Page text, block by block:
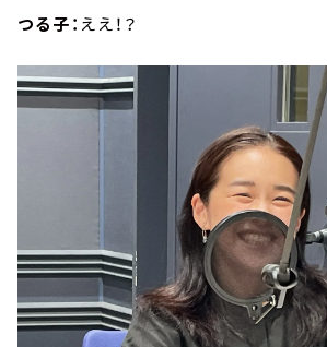
つる子： ええ！？